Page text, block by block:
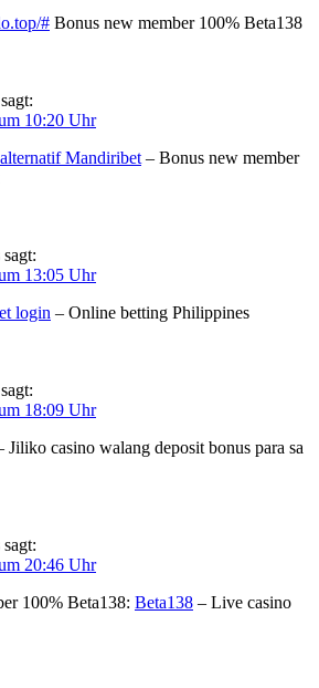
# Bonus new member 100% Beta138
sagt:
10:20 Uhr
Mandiribet – Bonus new member
sagt:
13:05 Uhr
login – Online betting Philippines
sagt:
18:09 Uhr
Jiliko casino walang deposit bonus para sa
sagt:
20:46 Uhr
100% Beta138: Beta138 – Live casino